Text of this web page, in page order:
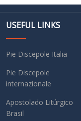
USEFUL LINKS
Pie Discepole Italia
Pie Discepole
internazionale
Apostolado Litúrgico
Brasil